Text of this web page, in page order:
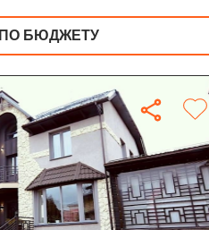
ПО БЮДЖЕТУ